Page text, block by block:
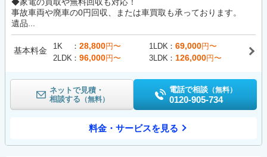
◆家電の買取や無料回収も対応！
事故車両や廃車の0円回収、または車買取も承っております。
遺品...
基本料金 1K 28,800円〜 1LDK 69,000円〜
2LDK
96,000円〜 3LDK 126,000円〜
ネットで見積・
相談する （無料）
電話で相談 （無料）
0120-905-734
料金・サービスを見る